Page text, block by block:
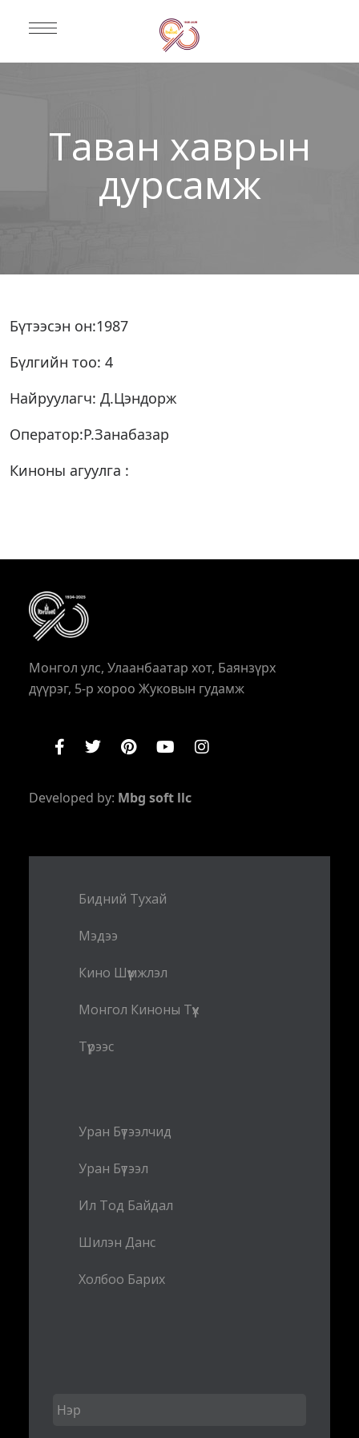
Таван хаврын
дурсамж
Бүтээсэн он:1987
Бүлгийн тоо: 4
Найруулагч: Д.Цэндорж
Оператор:Р.Занабазар
Киноны агуулга :
Монгол улс, Улаанбаатар хот, Баянзүрх
дүүрэг, 5-р хороо Жуковын гудамж
Developed by: Mbg soft llc
Бидний Тухай
Мэдээ
Кино Шүүмжлэл
Монгол Киноны Түүх
Түрээс
Уран Бүтээлчид
Уран Бүтээл
Ил Тод Байдал
Шилэн Данс
Холбоо Барих